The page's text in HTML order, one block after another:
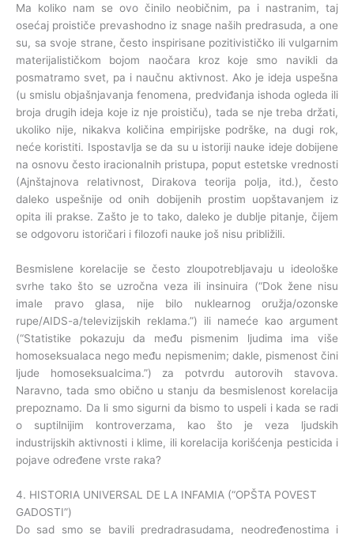
Ma koliko nam se ovo činilo neobičnim, pa i nastranim, taj
osećaj proističe prevashodno iz snage naših predrasuda, a one
su, sa svoje strane, često inspirisane pozitivističko ili vulgarnim
materijalističkom bojom naočara kroz koje smo navikli da
posmatramo svet, pa i naučnu aktivnost. Ako je ideja uspešna
(u smislu objašnjavanja fenomena, predviđanja ishoda ogleda ili
broja drugih ideja koje iz nje proističu), tada se nje treba držati,
ukoliko nije, nikakva količina empirijske podrške, na dugi rok,
neće koristiti. Ispostavlja se da su u istoriji nauke ideje dobijene
na osnovu često iracionalnih pristupa, poput estetske vrednosti
(Ajnštajnova relativnost, Dirakova teorija polja, itd.), često
daleko uspešnije od onih dobijenih prostim uopštavanjem iz
opita ili prakse. Zašto je to tako, daleko je dublje pitanje, čijem
se odgovoru istoričari i filozofi nauke još nisu približili.
Besmislene korelacije se često zloupotrebljavaju u ideološke
svrhe tako što se uzročna veza ili insinuira (“Dok žene nisu
imale pravo glasa, nije bilo nuklearnog oružja/ozonske
rupe/AIDS-a/televizijskih reklama.”) ili nameće kao argument
(“Statistike pokazuju da među pismenim ljudima ima više
homoseksualaca nego među nepismenim; dakle, pismenost čini
ljude homoseksualcima.”) za potvrdu autorovih stavova.
Naravno, tada smo obično u stanju da besmislenost korelacija
prepoznamo. Da li smo sigurni da bismo to uspeli i kada se radi
o suptilnijim kontroverzama, kao što je veza ljudskih
industrijskih aktivnosti i klime, ili korelacija korišćenja pesticida i
pojave određene vrste raka?
4. HISTORIA UNIVERSAL DE LA INFAMIA (“OPŠTA POVEST
GADOSTI”)
Do sad smo se bavili predradrasudama, neodređenostima i